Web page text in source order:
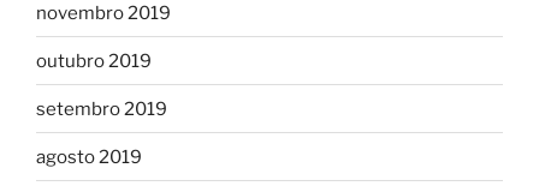
novembro 2019
outubro 2019
setembro 2019
agosto 2019